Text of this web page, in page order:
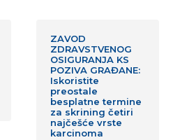
ZAVOD
ZDRAVSTVENOG
OSIGURANJA KS
POZIVA GRAĐANE:
Iskoristite
preostale
besplatne termine
za skrining četiri
najčešće vrste
karcinoma